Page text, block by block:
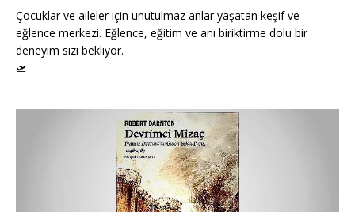
Çocuklar ve aileler için unutulmaz anlar yaşatan keşif ve
eğlence merkezi. Eğlence, eğitim ve anı biriktirme dolu bir
deneyim sizi bekliyor.
🛫